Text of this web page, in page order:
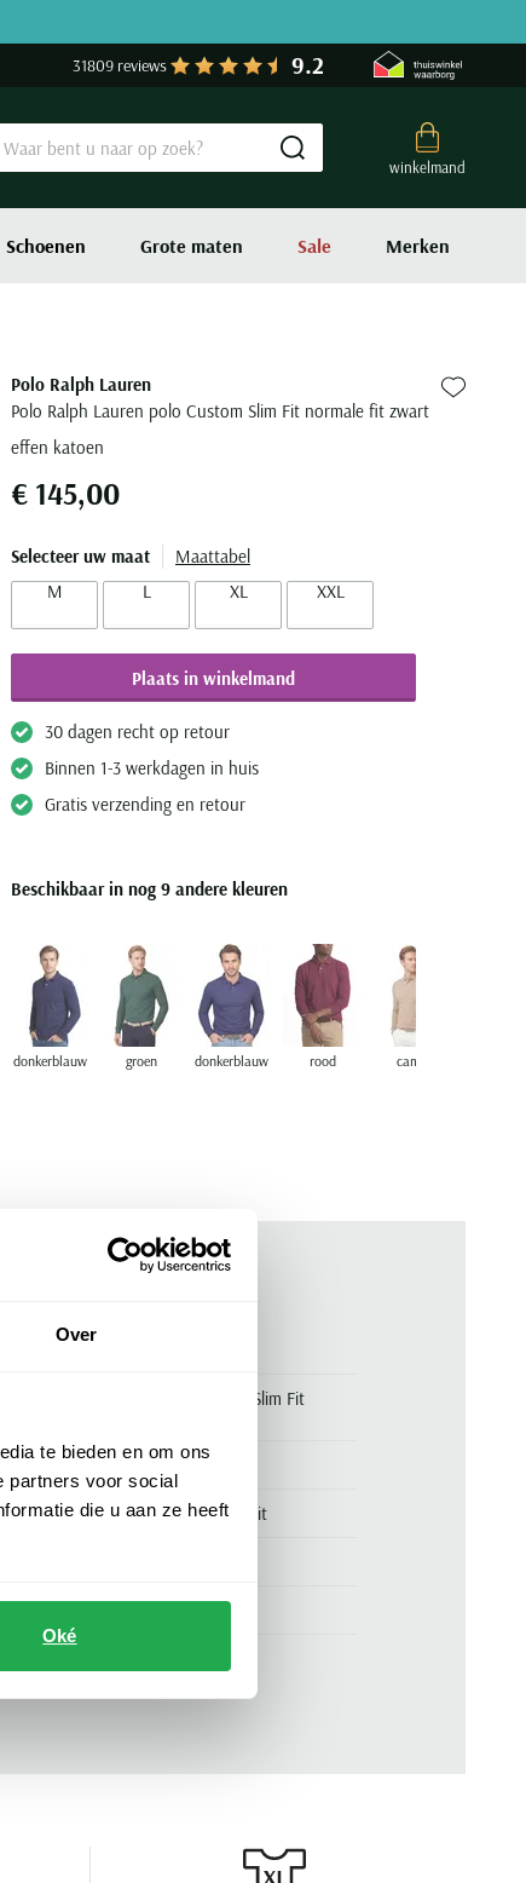
Over
te bieden en om ons
partners voor social
die u aan ze heeft
Oké
31809 reviews 9.2
winkelmand
Submit search
Schoenen Grote maten Sale Merken
Polo Ralph Lauren
Polo Ralph Lauren polo Custom Slim Fit normale fit zwart
effen katoen
Zet bij
€ 145,00
Selecteer uw maat
Maattabel
M
L XL XXL
Plaats in winkelmand
30 dagen recht op retour
Binnen 1-3 werkdagen in huis
Gratis verzending en retour
Beschikbaar in nog 9 andere kleuren
donkerblauw groen donkerblauw rood camel
Polo Ralph Lauren polo Custom Slim Fit
Polo Ralph Lauren
Polo Ralph Lauren Custom Slim Fit
lange mouw